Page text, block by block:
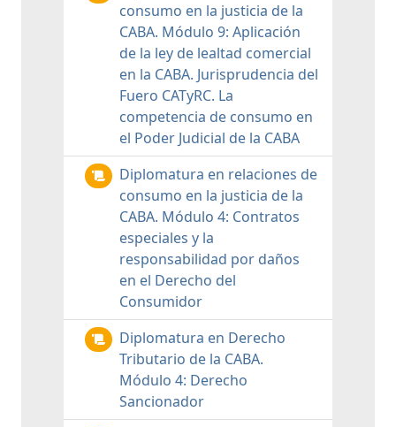
consumo en la justicia de la
CABA. Módulo 9: Aplicación
de la ley de lealtad comercial
en la CABA. Jurisprudencia del
Fuero CATyRC. La
competencia de consumo en
el Poder Judicial de la CABA
Diplomatura en relaciones de
consumo en la justicia de la
CABA. Módulo 4: Contratos
especiales y la
responsabilidad por daños
en el Derecho del
Consumidor
Diplomatura en Derecho
Tributario de la CABA.
Módulo 4: Derecho
Sancionador